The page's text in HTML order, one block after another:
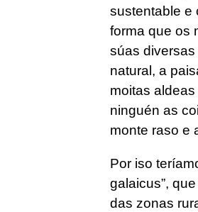
sustentable e
forma que os
súas
natural, a
moitas
ninguén as
monte raso e
Por iso
galaicus”,
das zonas